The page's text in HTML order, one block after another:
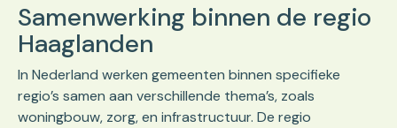
Samenwerking binnen de regio
Haaglanden
In Nederland werken gemeenten binnen specifieke
regio’s samen aan verschillende thema’s, zoals
woningbouw, zorg, en infrastructuur. De regio